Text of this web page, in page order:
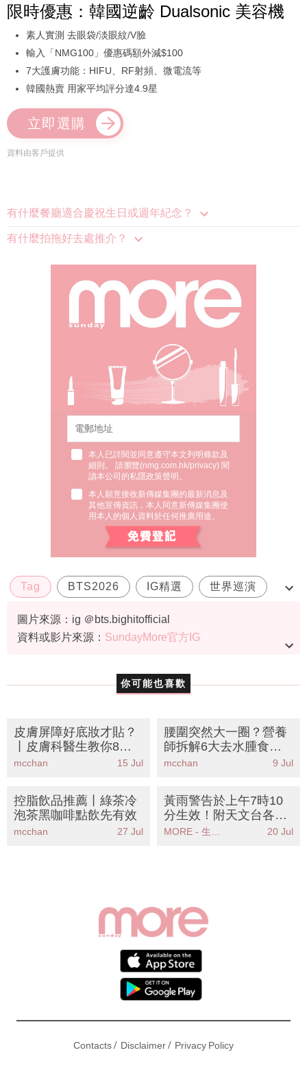
限時優惠：韓國逆齡 Dualsonic 美容機
素人實測 去眼袋/淡眼紋/V臉
輸入「NMG100」優惠碼額外減$100
7大護膚功能：HIFU、RF射頻、微電流等
韓國熱賣 用家平均評分達4.9星
立即選購
資料由客戶提供
有什麼餐廳適合慶祝生日或週年紀念？
有什麼拍拖好去處推介？
本人已詳閱並同意遵守本文列明條款及
細則。 請瀏覽(nmg.com.hk/privacy) 閱
讀本公司的私隱政策聲明。
本人願意接收新傳媒集團的最新消息及
其他宣傳資訊，本人同意新傳媒集團使
用本人的個人資料於任何推廣用途。
Tag BTS2026 IG精選 世界巡演
防彈少年團回歸
圖片來源：ig ＠bts.bighitofficial
資料或影片來源： SundayMore官方IG
你可能也喜歡
皮膚屏障好底妝才貼？
丨皮膚科醫生教你8大
妝前修復攻略 告別浮粉
mcchan 15 Jul
腰圍突然大一圈？營養
師拆解6大去水腫食物
丨KO腸胃脹氣告別假肚
mcchan 9 Jul
控脂飲品推薦丨綠茶冷
泡茶黑咖啡點飲先有效
mcchan 27 Jul
黃雨警告於上午7時10
分生效！附天文台各區
雨量分佈圖
20 Jul
Contacts/ Disclaimer/ Privacy Policy